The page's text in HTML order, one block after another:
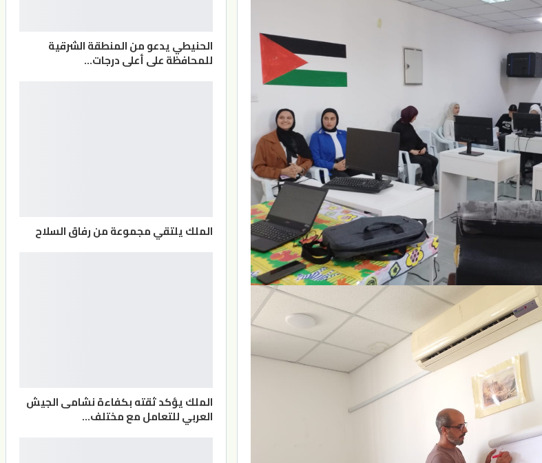
الحنيطي يدعو من المنطقة الشرقية
للمحافظة على أعلى درجات…
الملك يلتقي مجموعة من رفاق السلاح
الملك يؤكد ثقته بكفاءة نشامى الجيش
العربي للتعامل مع مختلف…